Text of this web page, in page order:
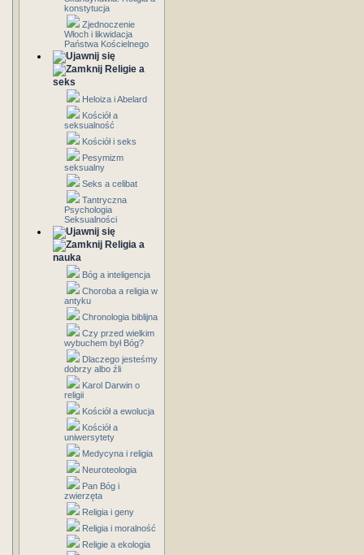
konstytucja
Zjednoczenie
Włoch i likwidacja
Państwa Kościelnego
Religie a
seks
Heloiza i Abelard
Kościół a
seksualność
Kościół i seks
Pesymizm
seksualny
Seks a celibat
Tantryczna
Psychologia
Seksualności
Religia a
nauka
Bóg a inteligencja
Choroba a religia w
antyku
Chronologia biblijna
Czy przed wielkim
wybuchem był Bóg?
Dlaczego jesteśmy
dobrzy albo źli
Karol Darwin o
religii
Kościół a ewolucja
Kościół a
uniwersytety
Medycyna i religia
Neuroteologia
Pan Bóg i
zwierzęta
Religia i geny
Religia i moralność
Religie a ekologia